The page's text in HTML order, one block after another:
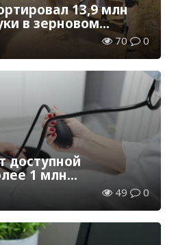
13,9 млн
в зерновом
70 0
доступной
1 млн
услуги
49 0